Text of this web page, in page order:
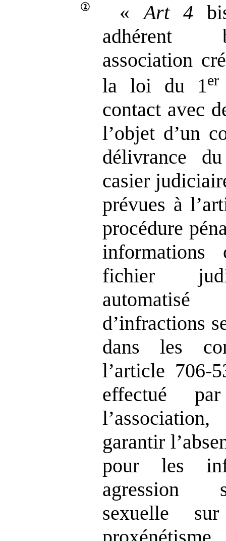
«Art 4
adhérent
association
la loi du 1er
contact avec
l’objet d’un
délivrance
casier
prévues à
procédure
informations
fichier
d’infractions
dans les
l’article
effectué
garantir
pour les
agression
sexuelle